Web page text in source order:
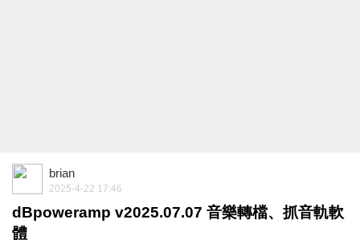
brian
2025-4-22 17:46
dBpoweramp v2025.07.07 音樂轉檔、抓音軌軟
體